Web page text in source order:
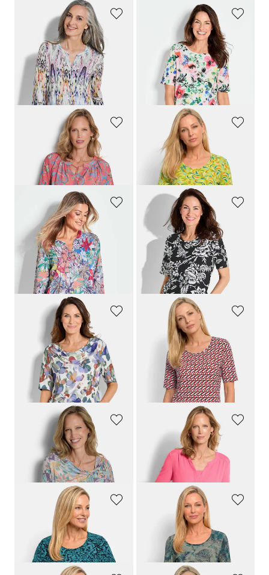
Tuniek van zachte viscose-jersey
69,95 €99,95 €
Laagste prijs van de afgelopen 30
dagen**: 99,95 € (-30%)
Shirt met bloemenprint allover
59,95 €
Paisleyblouse van zachte viscose
69,95 €99,95 €
GOLDNER
39,95 €69,95 €
GOLDNER
49,95 €69,95 €
GOLDNER
Jersey shirt met gebloemde print
12,95 €
69,95 €
Laagste prijs van de afgelopen 30
dagen**: 39,95 € (-67%)
Jersey shirt met watervalhals
49,95 €69,95 €
Laagste prijs van de afgelopen 30
dagen**: 69,95 € (-28%)
GOLDNER
69,95 €
Jersey shirt met knoopdetail
59,95 €89,95 €
GOLDNER
89,95 €
Viscose shirt met luipaardprint
39,95 €69,95 € 69,95 €